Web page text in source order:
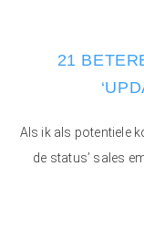
21
Als ik als potentiele
de status’ sales